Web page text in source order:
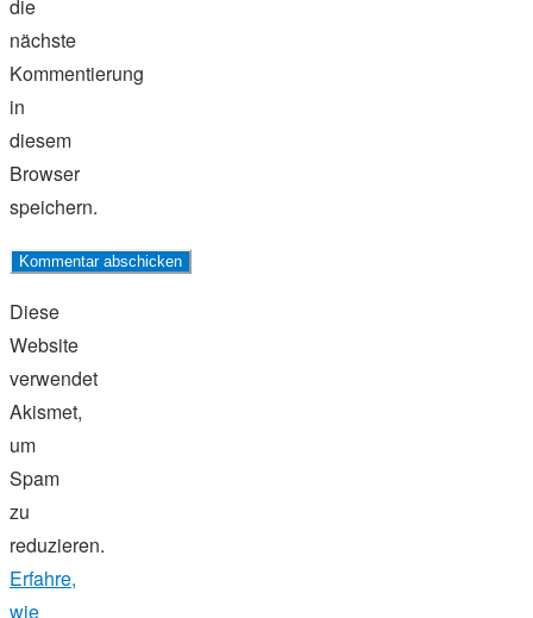
die
nächste
Kommentierung
in
diesem
Browser
speichern.
Diese
Website
verwendet
Akismet,
um
Spam
zu
reduzieren.
Erfahre,
wie